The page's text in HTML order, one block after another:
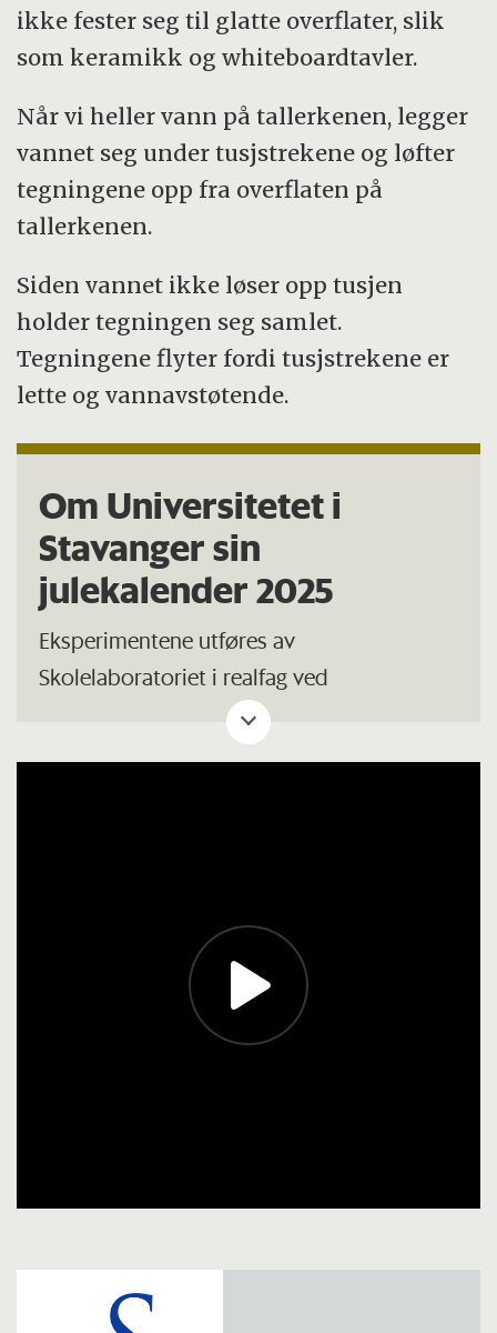
ikke fester seg til glatte overflater, slik
som keramikk og whiteboardtavler.
Når vi heller vann på tallerkenen, legger
vannet seg under tusjstrekene og løfter
tegningene opp fra overflaten på
tallerkenen.
Siden vannet ikke løser opp tusjen
holder tegningen seg samlet.
Tegningene flyter fordi tusjstrekene er
lette og vannavstøtende.
Om Universitetet i
Stavanger sin
julekalender 2025
Eksperimentene utføres av
Skolelaboratoriet i realfag ved
Universitetet i Stavanger, i samarbeid med
Jærmuseet sitt omreisende vitensenter,
Solvor M. Kirkemo (UiS), Fredrik M.
Kirkemo (Jærmuseet), Daniel Klovning
(Jærmuseet), Monica Karlsen (Jærmuseet)
og Ida Soland Thu (Jærmuseet).